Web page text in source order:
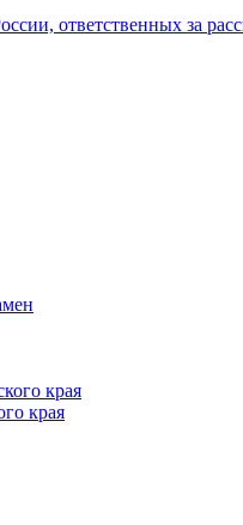
ответственных за
края
края